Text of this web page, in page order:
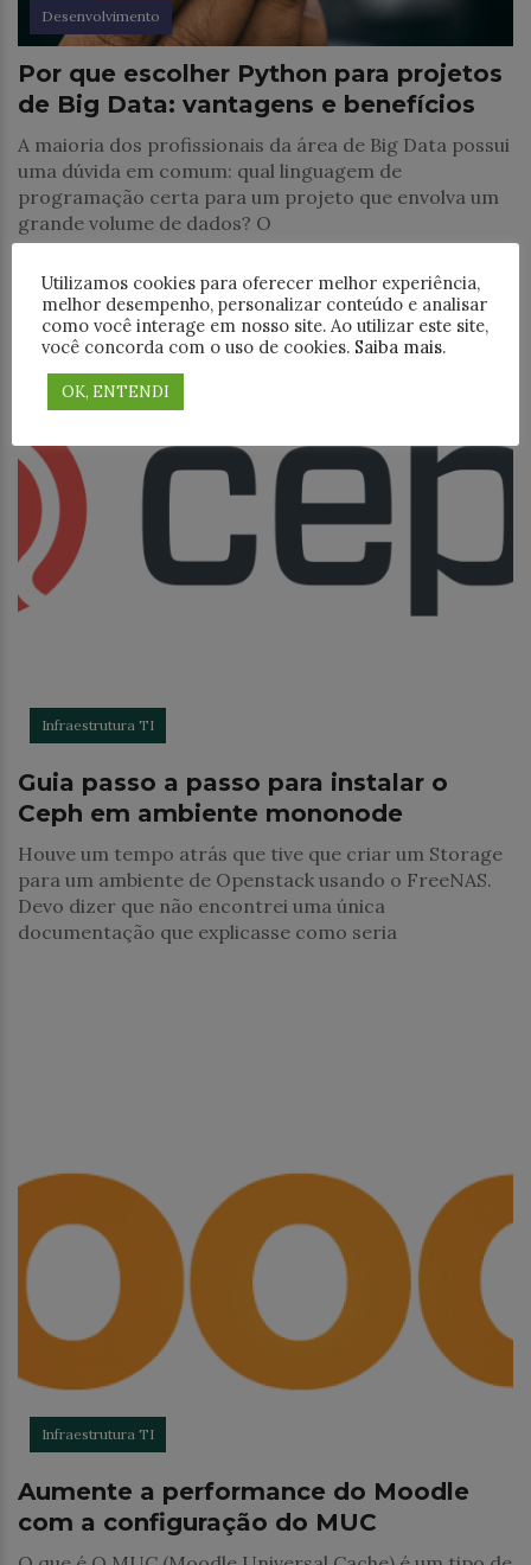
Desenvolvimento
Por que escolher Python para projetos
de Big Data: vantagens e benefícios
A maioria dos profissionais da área de Big Data possui
uma dúvida em comum: qual linguagem de
programação certa para um projeto que envolva um
grande volume de dados? O
Infraestrutura TI
Guia passo a passo para instalar o
Ceph em ambiente mononode
Houve um tempo atrás que tive que criar um Storage
para um ambiente de Openstack usando o FreeNAS.
Devo dizer que não encontrei uma única
documentação que explicasse como seria
Infraestrutura TI
Aumente a performance do Moodle
com a configuração do MUC
Utilizamos cookies para oferecer melhor experiência,
melhor desempenho, personalizar conteúdo e analisar
como você interage em nosso site. Ao utilizar este site,
você concorda com o uso de cookies. Saiba mais.
OK, ENTENDI